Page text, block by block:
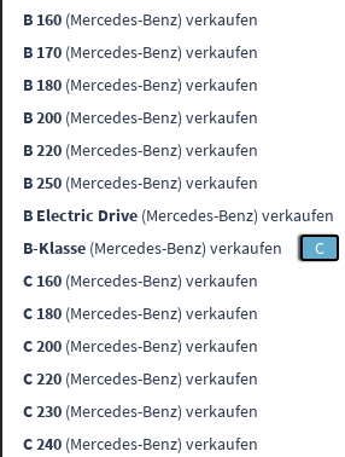
B 160 (Mercedes-Benz) verkaufen
B 170 (Mercedes-Benz) verkaufen
B 180 (Mercedes-Benz) verkaufen
B 200 (Mercedes-Benz) verkaufen
B 220 (Mercedes-Benz) verkaufen
B 250 (Mercedes-Benz) verkaufen
B Electric Drive (Mercedes-Benz) verkaufen
B-Klasse (Mercedes-Benz) verkaufen
C
C 160 (Mercedes-Benz) verkaufen
C 180 (Mercedes-Benz) verkaufen
C 200 (Mercedes-Benz) verkaufen
C 220 (Mercedes-Benz) verkaufen
C 230 (Mercedes-Benz) verkaufen
C 240 (Mercedes-Benz) verkaufen